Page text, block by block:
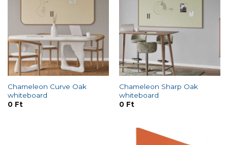
Chameleon Curve Oak
whiteboard
0 Ft
Chameleon Sharp Oak
whiteboard
0 Ft